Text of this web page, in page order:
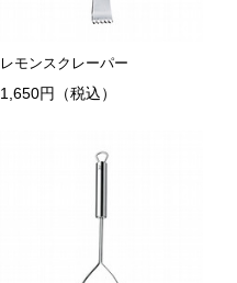
レモンスクレーパー
1,650円（税込）